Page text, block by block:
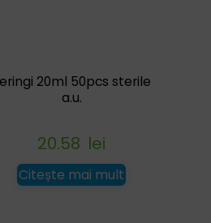
20ml 50pcs sterile
a.u.
20.58 lei
Citește mai mult